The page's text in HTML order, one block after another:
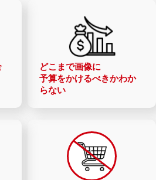
どこまで画像に
予算をかけるべきかわか
らない